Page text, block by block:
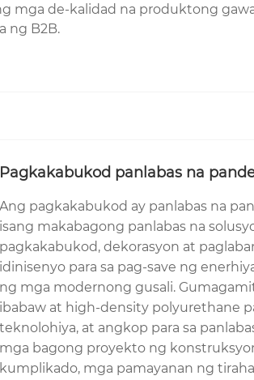
mga de-kalidad na produktong
ng B2B.
Pagkakabukod panlabas na
Ang pagkakabukod ay panlabas na
isang makabagong panlabas na
pagkakabukod, dekorasyon at
idinisenyo para sa pag-save ng
ng mga modernong gusali.
ibabaw at high-density polyurethane
teknolohiya, at angkop para sa
mga bagong proyekto ng
kumplikado, mga pamayanan ng